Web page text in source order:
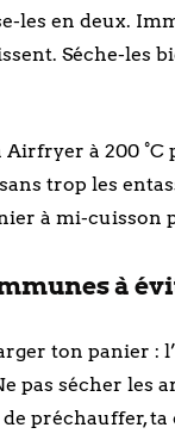
les en deux.
Séche-les
à 200 °C
trop les
à mi-cuisson
à
ton panier :
pas sécher les
préchauffer,